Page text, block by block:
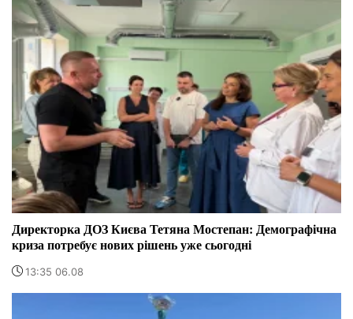
Директорка ДОЗ Києва Тетяна Мостепан: Демографічна
криза потребує нових рішень уже сьогодні
13:35 06.08